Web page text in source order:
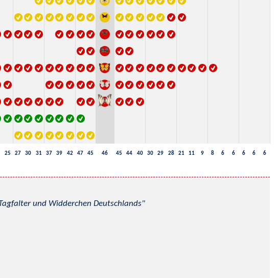
25 27 30 31 37 39 42 47 45 46 45 44 40 30 29 28 21 11 9 8 6 6 6 6 6
und Widderchen Deutschlands